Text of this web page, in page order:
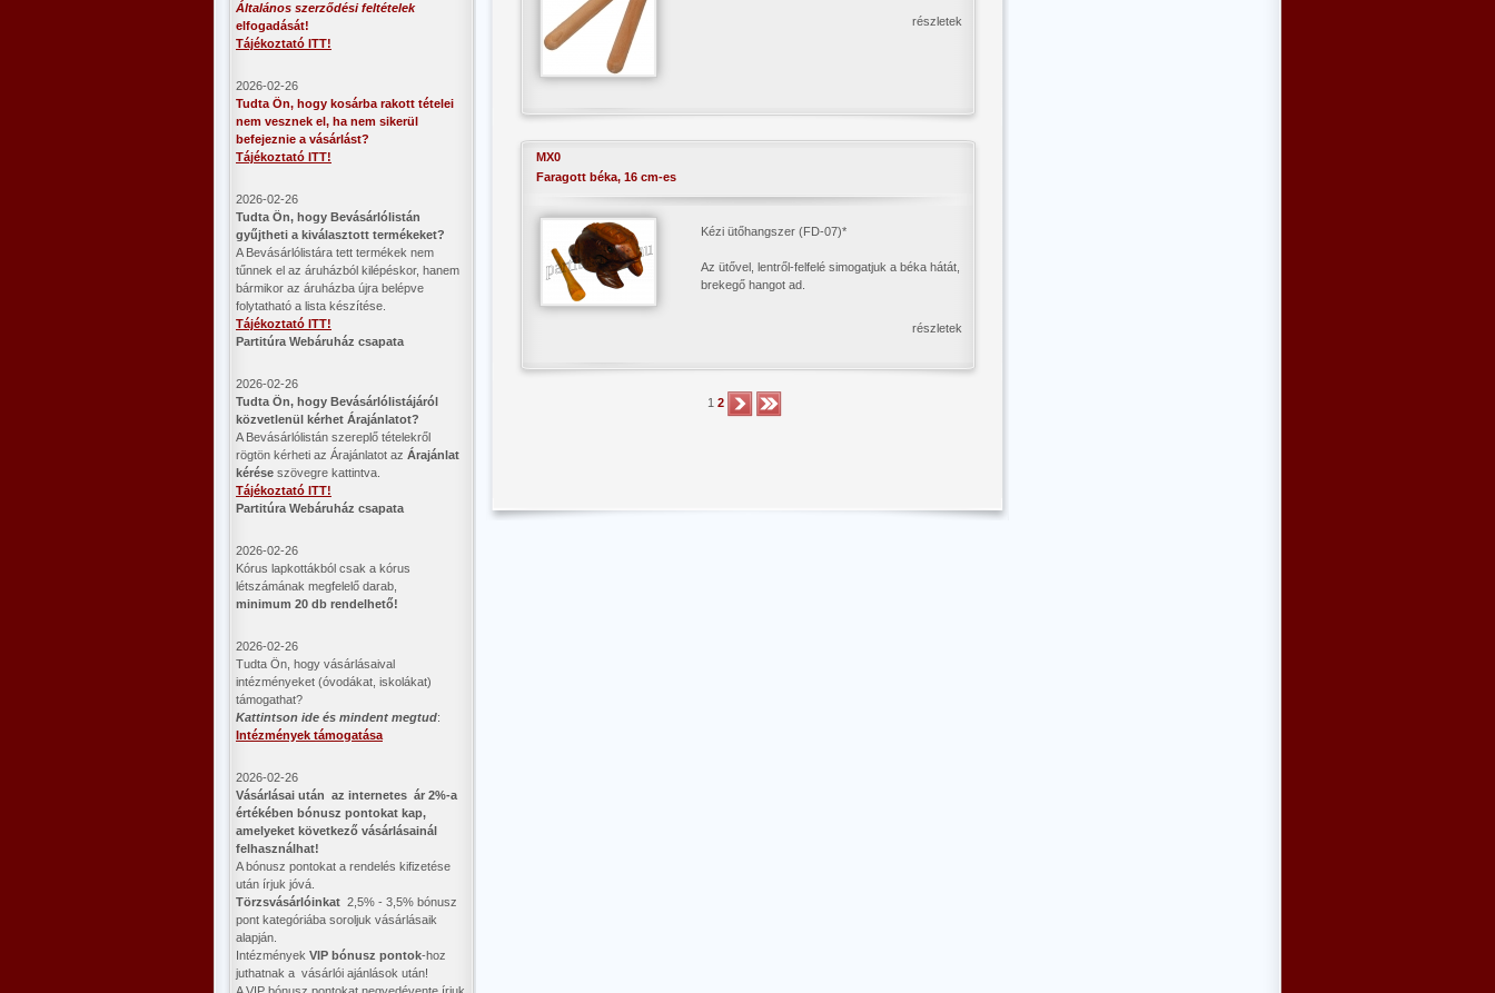
Általános szerződési feltételek
elfogadását!
Tájékoztató ITT!
2026-02-26
Tudta Ön, hogy kosárba rakott tételei
nem vesznek el, ha nem sikerül
befejeznie a vásárlást?
Tájékoztató ITT!
2026-02-26
​Tudta Ön, hogy Bevásárlólistán
gyűjtheti a kiválasztott termékeket?
A Bevásárlólistára tett termékek nem
tűnnek el az áruházból kilépéskor, hanem
bármikor az áruházba újra belépve
folytatható a lista készítése.
Tájékoztató ITT!
Partitúra Webáruház csapata
2026-02-26
​Tudta Ön, hogy Bevásárlólistájáról
közvetlenül kérhet Árajánlatot?
A Bevásárlólistán szereplő tételekről
rögtön kérheti az Árajánlatot az Árajánlat
kérése szövegre kattintva.
Tájékoztató ITT!
Partitúra Webáruház csapata
2026-02-26
Kórus lapkottákból csak a kórus
létszámának megfelelő darab,
minimum 20 db rendelhető!
2026-02-26
Tudta Ön, hogy vásárlásaival
intézményeket (óvodákat, iskolákat)
támogathat?
Kattintson ide és mindent megtud:
Intézmények támogatása
2026-02-26
Vásárlásai után az internetes ár 2%-a
értékében bónusz pontokat kap,
amelyeket következő vásárlásainál
felhasználhat!
A bónusz pontokat a rendelés kifizetése
után írjuk jóvá.
Törzsvásárlóinkat 2,5% - 3,5% bónusz
pont kategóriába soroljuk vásárlásaik
alapján.
Intézmények VIP bónusz pontok-hoz
juthatnak a vásárlói ajánlások után!
részletek
MX0
Faragott béka, 16 cm-es
Kézi ütőhangszer (FD-07)*
Az ütővel, lentről-felfelé simogatjuk a béka hátát,
brekegő hangot ad.
részletek
1 2